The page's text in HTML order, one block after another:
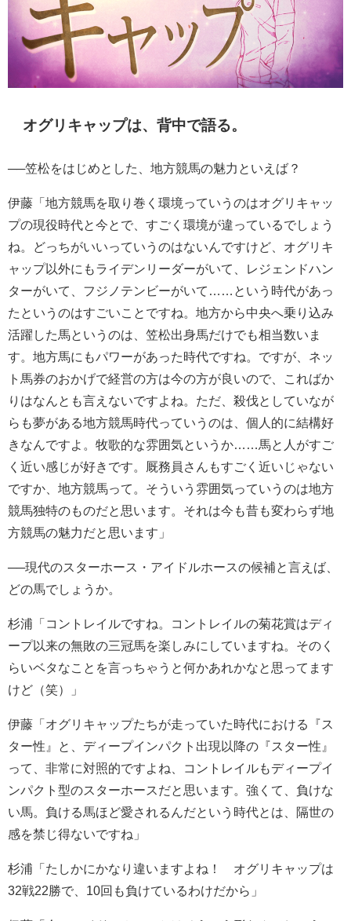
オグリキャップは、背中で語る。
──笠松をはじめとした、地方競馬の魅力といえば？
伊藤「地方競馬を取り巻く環境っていうのはオグリキャッ
プの現役時代と今とで、すごく環境が違っているでしょう
ね。どっちがいいっていうのはないんですけど、オグリキ
ャップ以外にもライデンリーダーがいて、レジェンドハン
ターがいて、フジノテンビーがいて……という時代があっ
たというのはすごいことですね。地方から中央へ乗り込み
活躍した馬というのは、笠松出身馬だけでも相当数いま
す。地方馬にもパワーがあった時代ですね。ですが、ネッ
ト馬券のおかげで経営の方は今の方が良いので、こればか
りはなんとも言えないですよね。ただ、殺伐としていなが
らも夢がある地方競馬時代っていうのは、個人的に結構好
きなんですよ。牧歌的な雰囲気というか……馬と人がすご
く近い感じが好きです。厩務員さんもすごく近いじゃない
ですか、地方競馬って。そういう雰囲気っていうのは地方
競馬独特のものだと思います。それは今も昔も変わらず地
方競馬の魅力だと思います」
──現代のスターホース・アイドルホースの候補と言えば、
どの馬でしょうか。
杉浦「コントレイルですね。コントレイルの菊花賞はディ
ープ以来の無敗の三冠馬を楽しみにしていますね。そのく
らいベタなことを言っちゃうと何かあれかなと思ってます
けど（笑）」
伊藤「オグリキャップたちが走っていた時代における『ス
ター性』と、ディープインパクト出現以降の『スター性』
って、非常に対照的ですよね、コントレイルもディープイ
ンパクト型のスターホースだと思います。強くて、負けな
い馬。負ける馬ほど愛されるんだという時代とは、隔世の
感を禁じ得ないですね」
杉浦「たしかにかなり違いますよね！ オグリキャップは
32戦22勝で、10回も負けているわけだから」